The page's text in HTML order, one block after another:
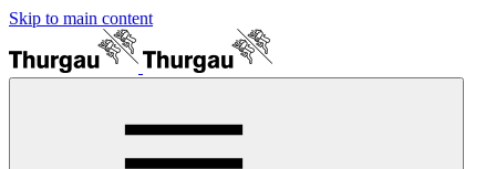
Skip to main content